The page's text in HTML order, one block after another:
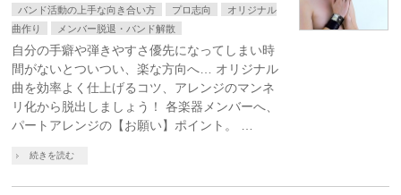
バンド活動の上手な向き合い方
プロ志向
オリジナル
曲作り
メンバー脱退・バンド解散
自分の手癖や弾きやすさ優先になってしまい時
間がないとついつい、楽な方向へ… オリジナル
曲を効率よく仕上げるコツ、アレンジのマンネ
リ化から脱出しましょう！ 各楽器メンバーへ、
パートアレンジの【お願い】ポイント。 …
続きを読む